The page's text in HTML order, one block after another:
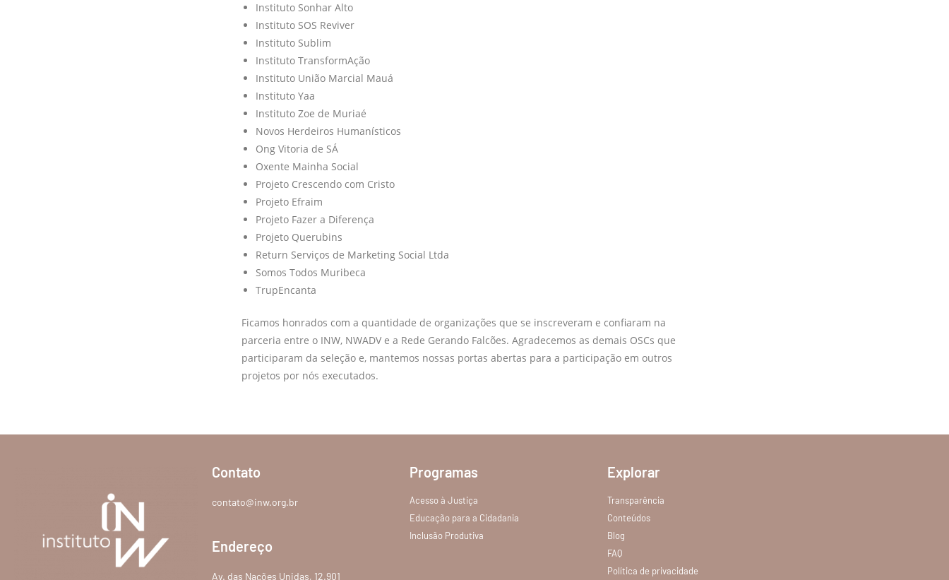
Instituto Sonhar Alto
Instituto SOS Reviver
Instituto Sublim
Instituto TransformAção
Instituto União Marcial Mauá
Instituto Yaa
Instituto Zoe de Muriaé
Novos Herdeiros Humanísticos
Ong Vitoria de SÁ
Oxente Mainha Social
Projeto Crescendo com Cristo
Projeto Efraim
Projeto Fazer a Diferença
Projeto Querubins
Return Serviços de Marketing Social Ltda
Somos Todos Muribeca
TrupEncanta
Ficamos honrados com a quantidade de organizações que se inscreveram e confiaram na
parceria entre o INW, NWADV e a Rede Gerando Falcões. Agradecemos as demais OSCs que
participaram da seleção e, mantemos nossas portas abertas para a participação em outros
projetos por nós executados.
Contato
contato@inw.org.br
Endereço
Av. das Nações Unidas, 12.901
Programas
Acesso à Justiça
Educação para a Cidadania
Inclusão Produtiva
Explorar
Transparência
Conteúdos
Blog
FAQ
Política de privacidade